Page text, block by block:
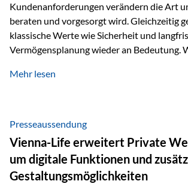
Kundenanforderungen verändern die Art
beraten und vorgesorgt wird. Gleichzeitig
klassische Werte wie Sicherheit und
Vermögensplanung wieder an Bedeutung.
Blick behalten? Digitalisierung und KI
administrative Aufgaben, beschleunigen
schaffen mehr Zeit für das Wesentliche: die
Beratung. Gerade deshalb wird die
zum entscheidenden Erfolgsfaktor.
unterstützen, Vertrauen entsteht jedoch
Mehr lesen
Presseaussendung
Vienna-Life erweitert Private
um digitale Funktionen und
Gestaltungsmöglichkeiten